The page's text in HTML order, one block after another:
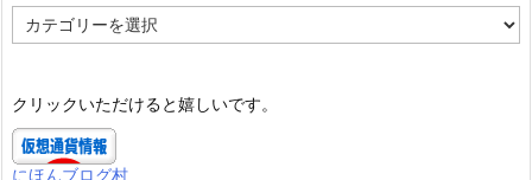
テ
ー
クリックいただけると嬉しいです。
にほんブログ村